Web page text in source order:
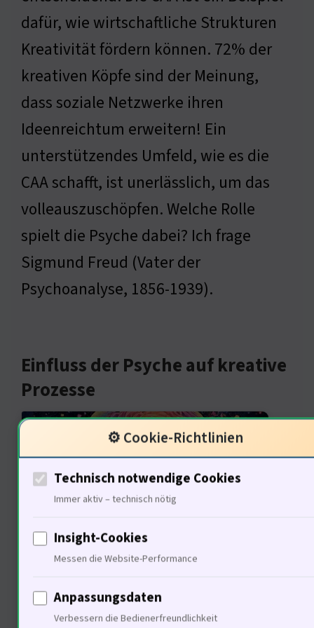
dafür, wie wirtschaftliche Strukturen
Kreativität fördern können. 72% der
kreativen Köpfe sind der Meinung,
dass soziale Netzwerke ihren
Ideenreichtum erweitern! Ein
unterstützendes Umfeld, wie es die
CAA schafft, ist unerlässlich, um das
volleauszuschöpfen. Welche Rolle
spielt die Psyche dabei? Ich frage
Sigmund Freud (Vater der
Psychoanalyse, 1856-1939).
Einfluss der Psyche auf kreative
Prozesse
Die Psyche ist ein entscheidender
Faktor für kreative Prozesse. Die CAA
versteht, dass 68% der kreativen
⚙️ Cookie-Richtlinien
Technisch notwendige Cookies
Immer aktiv – technisch nötig
Insight-Cookies
Messen die Website-Performance
Anpassungsdaten
Verbessern die Bedienerfreundlichkeit